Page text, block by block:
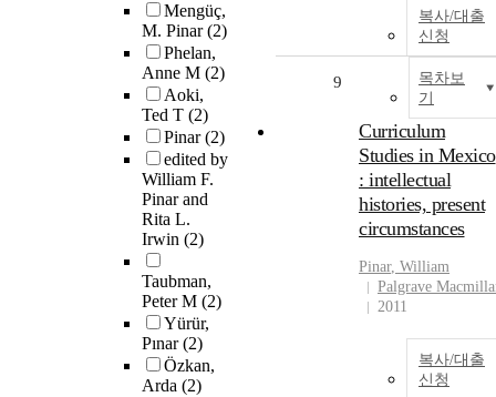
Mengüç,
M. Pinar(2)
Phelan,
Anne M (2)
Aoki,
Ted T (2)
Pinar(2)
edited by
William F.
Pinar and
Rita L.
Irwin (2)
Taubman,
Peter M (2)
Yürür,
Pınar(2)
Özkan,
Arda (2)
복사/대출
신청
목차보
기
9
Curriculum
Studies in Mexico
: intellectual
histories, present
circumstances
Pinar, William
Palgrave
2011
복사/대출
신청